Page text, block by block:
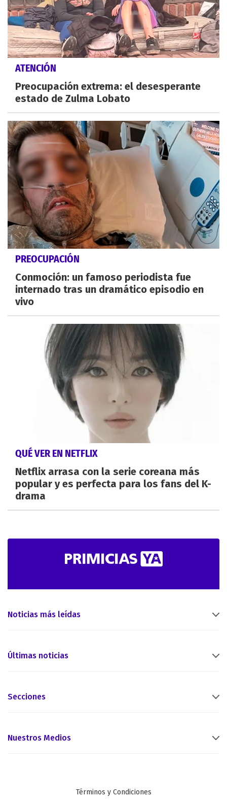
ATENCIÓN
Preocupación extrema: el desesperante
estado de Zulma Lobato
PREOCUPACIÓN
Conmoción: un famoso periodista fue
internado tras un dramático episodio en
vivo
QUÉ VER EN NETFLIX
Netflix arrasa con la serie coreana más
popular y es perfecta para los fans del K-
drama
Noticias más leídas
Últimas noticias
Secciones
Nuestros Medios
Términos y Condiciones